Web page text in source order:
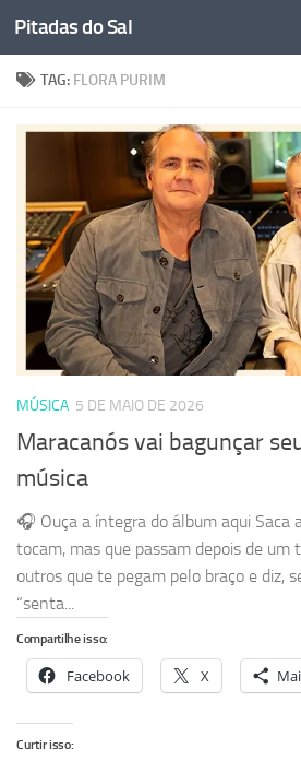
Skip to content
Pitadas do Sal
TAG: FLORA PURIM
MÚSICA 5 DE MAIO DE 2026
Maracanós vai bagunçar
música
🎧 Ouça a íntegra do álbum aqui Saca
tocam, mas que passam depois de um
outros que te pegam pelo braço e diz,
“senta...
Compartilhe isso:
Facebook X
Curtir isso: